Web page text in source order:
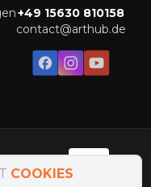
+49 15630 810158
contact@arthub.de
COOKIES